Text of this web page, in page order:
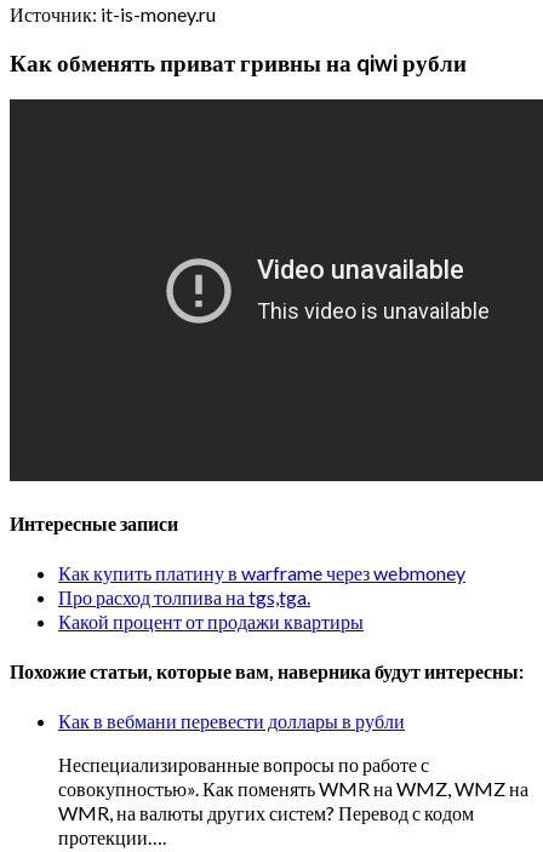
Источник: it-is-money.ru
Как обменять приват гривны на qiwi рубли
Интересные записи
Как купить платину в warframe через webmoney
Про расход толпива на tgs,tga.
Какой процент от продажи квартиры
Похожие статьи, которые вам, наверника будут интересны:
Как в вебмани перевести доллары в рубли
Неспециализированные вопросы по работе с
совокупностью». Как поменять WMR на WMZ, WMZ на
WMR, на валюты других систем? Перевод с кодом
протекции….